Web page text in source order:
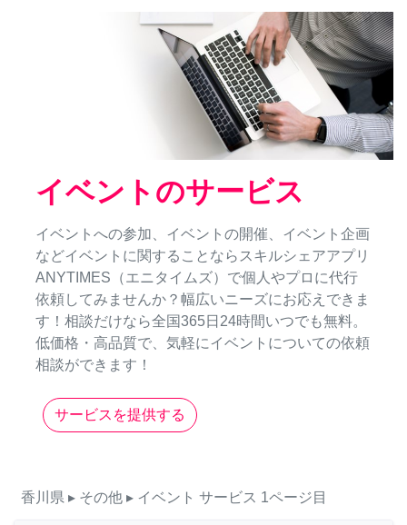
イベントのサービス
イベントへの参加、イベントの開催、イベント企画
などイベントに関することならスキルシェアアプリ
ANYTIMES（エニタイムズ）で個人やプロに代行
依頼してみませんか？幅広いニーズにお応えできま
す！相談だけなら全国365日24時間いつでも無料。
低価格・高品質で、気軽にイベントについての依頼
相談ができます！
サービスを提供する
香川県 ▸ その他 ▸ イベント サービス 1ページ目